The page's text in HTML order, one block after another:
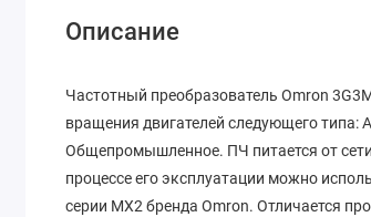
Описание
Частотный преобразователь Omron
вращения двигателей следующего
Общепромышленное. ПЧ питается от
процессе его эксплуатации можно
серии MX2 бренда Omron. Отличается